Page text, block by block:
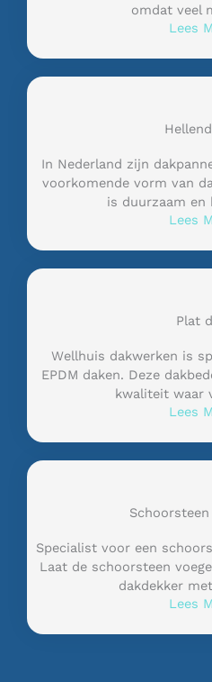
omdat veel
Lees
In Nederland zijn
voorkomende vorm van
is duurzaam
Lees
Plat
Wellhuis dakwerken is
EPDM daken. Deze
kwaliteit waar
Lees
Specialist voor een
Laat de schoorsteen
dakdekker
Lees